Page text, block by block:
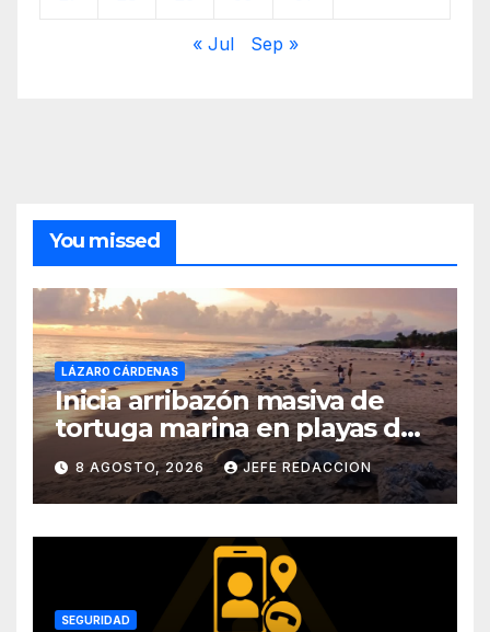
« Jul Sep »
You missed
LÁZARO CÁRDENAS
Inicia arribazón masiva de
tortuga marina en playas de
Michoacán
8 AGOSTO, 2026 JEFE REDACCION
SEGURIDAD